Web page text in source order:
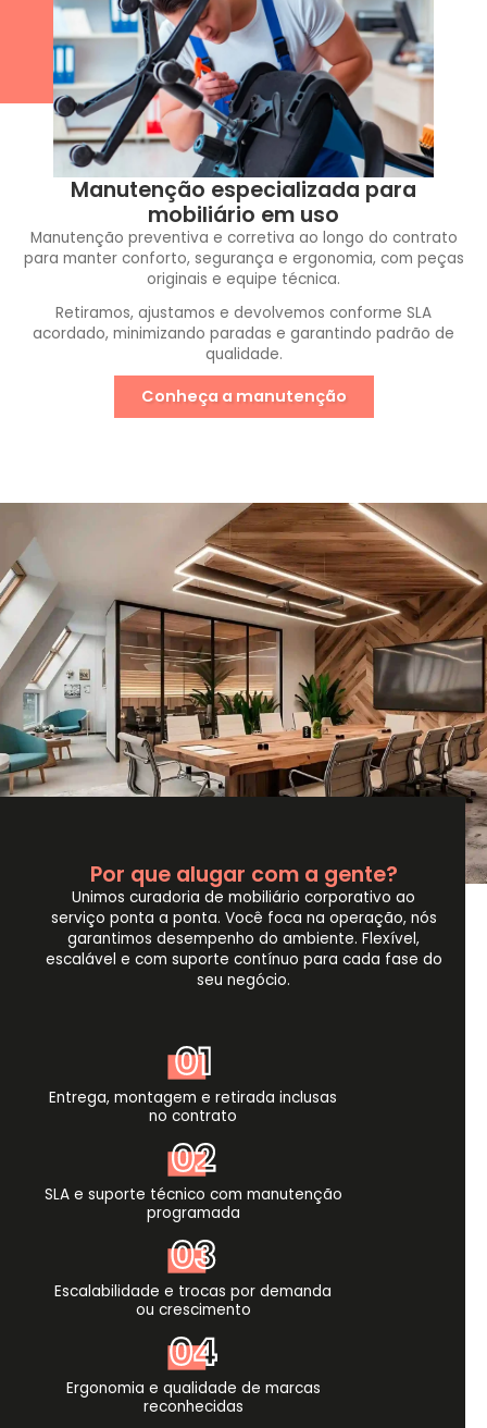
Manutenção especializada para
mobiliário em uso
Manutenção preventiva e corretiva ao longo do contrato
para manter conforto, segurança e ergonomia, com peças
originais e equipe técnica.
Retiramos, ajustamos e devolvemos conforme SLA
acordado, minimizando paradas e garantindo padrão de
qualidade.
Conheça a manutenção
Por que alugar com a gente?
Unimos curadoria de mobiliário corporativo ao
serviço ponta a ponta. Você foca na operação, nós
garantimos desempenho do ambiente. Flexível,
escalável e com suporte contínuo para cada fase do
seu negócio.
Entrega, montagem e retirada inclusas
no contrato
SLA e suporte técnico com manutenção
programada
Escalabilidade e trocas por demanda
ou crescimento
Ergonomia e qualidade de marcas
reconhecidas